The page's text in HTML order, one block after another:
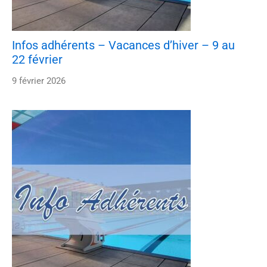
Infos adhérents – Vacances d’hiver – 9 au
22 février
9 février 2026